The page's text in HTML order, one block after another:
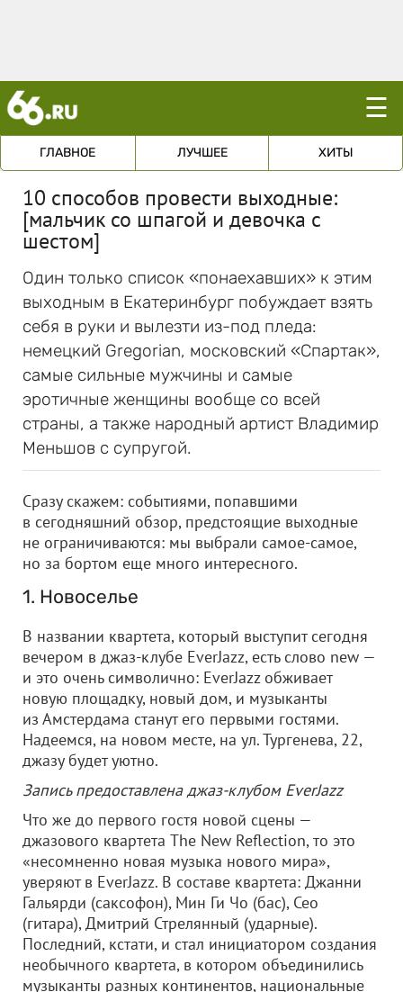
☰
ГЛАВНОЕ ЛУЧШЕЕ ХИТЫ
10 способов провести выходные:
[мальчик со шпагой и девочка с
шестом]
Один только список «понаехавших» к этим
выходным в Екатеринбург побуждает взять
себя в руки и вылезти из-под пледа:
немецкий Gregorian, московский «Спартак»,
самые сильные мужчины и самые
эротичные женщины вообще со всей
страны, а также народный артист Владимир
Меньшов с супругой.
Сразу скажем: событиями, попавшими
в сегодняшний обзор, предстоящие выходные
не ограничиваются: мы выбрали самое-самое,
но за бортом еще много интересного.
1. Новоселье
В названии квартета, который выступит сегодня
вечером в джаз-клубе EverJazz, есть слово new —
и это очень символично: EverJazz обживает
новую площадку, новый дом, и музыканты
из Амстердама станут его первыми гостями.
Надеемся, на новом месте, на ул. Тургенева, 22,
джазу будет уютно.
Запись предоставлена джаз-клубом EverJazz
Что же до первого гостя новой сцены —
джазового квартета The New Reflection, то это
«несомненно новая музыка нового мира»,
уверяют в EverJazz. В составе квартета: Джанни
Гальярди (саксофон), Мин Ги Чо (бас), Сео
(гитара), Дмитрий Стрелянный (ударные).
Последний, кстати, и стал инициатором создания
необычного квартета, в котором объединились
музыканты разных континентов, национальные